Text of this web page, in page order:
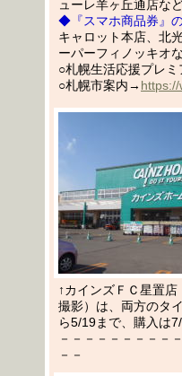
ューレ羊ヶ丘通店など
◆『スマホ商品券』
キャロット本店、北
ーパーフィノッキオな
○札幌生活応援プレ
○札幌市案内→
↑カインズＦＣ星置
撮影）は、両方のタ
ら5/19まで、購入は
－－－－－－－－－
－－